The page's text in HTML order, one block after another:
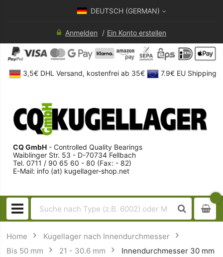
DEUTSCH (GERMAN)
Anmelden Ein Konto erstellen
3,5€ DHL Versand, kostenfrei ab 35€ 7.9€ EU Shipping
CQ GmbH - Controlled Quality Bearings
Waiblinger Str. 53 - D-70734 Fellbach
Tel. 0711 / 90 65 60 - 80 (Fax: - 82)
E-Mail: info (at) kugellager-shop.net
Home
Kugellager nach Innendurchmesser
Bis 50 mm
21 - 30.6 mm Innendurchmesser 30 mm